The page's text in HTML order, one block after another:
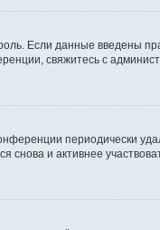
Если данные введены
свяжитесь с
периодически
и активнее